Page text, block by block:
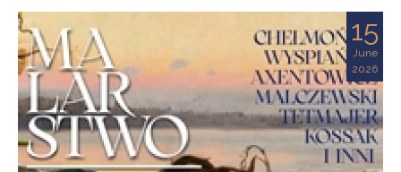
15
June
2026